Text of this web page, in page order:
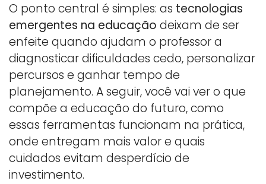
O ponto central é simples: as tecnologias
emergentes na educação deixam de ser
enfeite quando ajudam o professor a
diagnosticar dificuldades cedo, personalizar
percursos e ganhar tempo de
planejamento. A seguir, você vai ver o que
compõe a educação do futuro, como
essas ferramentas funcionam na prática,
onde entregam mais valor e quais
cuidados evitam desperdício de
investimento.